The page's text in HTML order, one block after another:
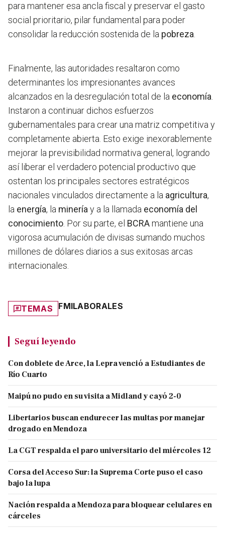
para mantener esa ancla fiscal y preservar el gasto
social prioritario, pilar fundamental para poder
consolidar la reducción sostenida de la pobreza.
Finalmente, las autoridades resaltaron como
determinantes los impresionantes avances
alcanzados en la desregulación total de la economía.
Instaron a continuar dichos esfuerzos
gubernamentales para crear una matriz competitiva y
completamente abierta. Esto exige inexorablemente
mejorar la previsibilidad normativa general, logrando
así liberar el verdadero potencial productivo que
ostentan los principales sectores estratégicos
nacionales vinculados directamente a la agricultura,
la energía, la mineríay a la llamada economía del
conocimiento. Por su parte, el BCRAmantiene una
vigorosa acumulación de divisas sumando muchos
millones de dólares diarios a sus exitosas arcas
internacionales.
TEMAS FMILABORALES
Seguí leyendo
Con doblete de Arce, la Lepra venció a Estudiantes de
Río Cuarto
Maipú no pudo en su visita a Midland y cayó 2-0
Libertarios buscan endurecer las multas por manejar
drogado en Mendoza
La CGT respalda el paro universitario del miércoles 12
Corsa del Acceso Sur: la Suprema Corte puso el caso
bajo la lupa
Nación respalda a Mendoza para bloquear celulares en
cárceles